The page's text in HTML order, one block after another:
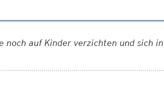
noch auf Kinder verzichten und sich